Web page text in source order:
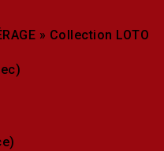
» Collection LOTO